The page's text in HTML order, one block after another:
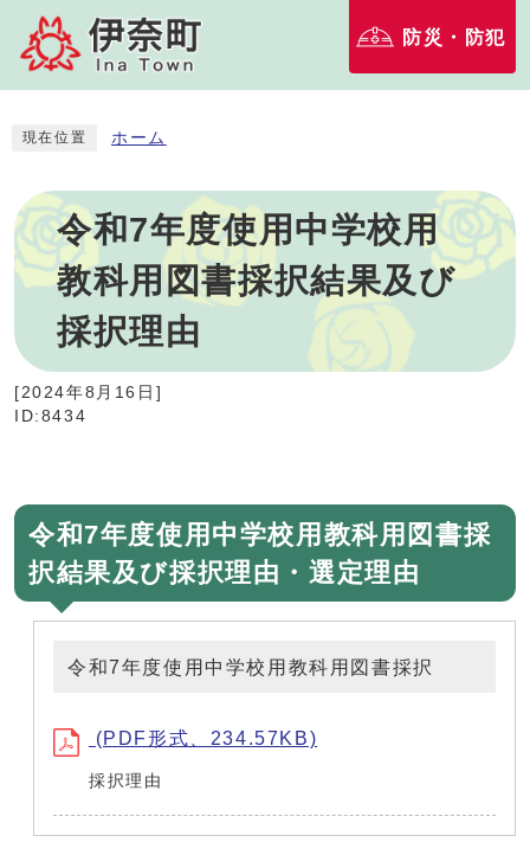
防災・防犯
現在位置 ホーム
令和7年度使用中学校用
教科用図書採択結果及び
採択理由
[2024年8月16日 ]
ID:8434
令和7年度使用中学校用教科用図書採
択結果及び採択理由・選定理由
令和7年度使用中学校用教科用図書採択
(PDF形式、234.57KB)
採択理由